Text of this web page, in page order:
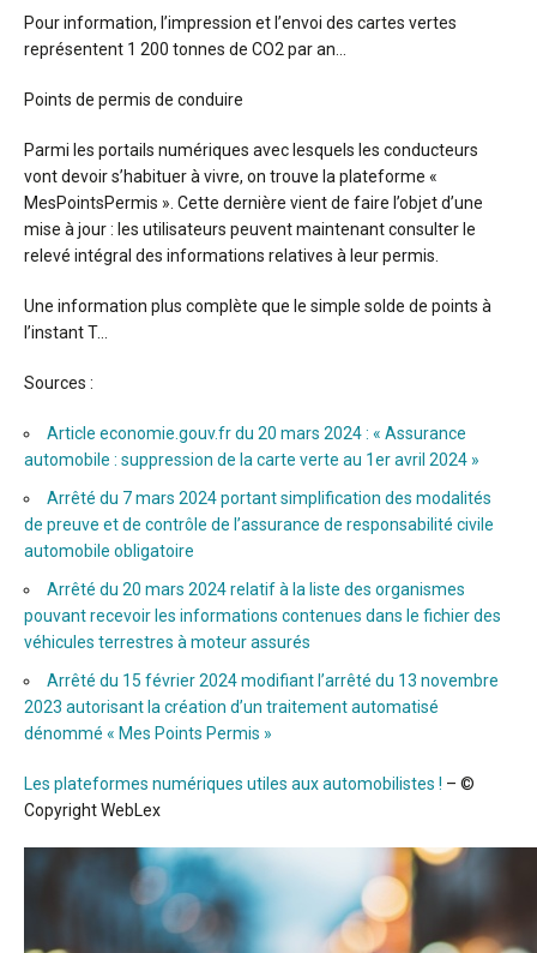
Pour information, l’impression et l’envoi des cartes vertes
représentent 1 200 tonnes de CO2 par an…
Points de permis de conduire
Parmi les portails numériques avec lesquels les conducteurs
vont devoir s’habituer à vivre, on trouve la plateforme «
MesPointsPermis ». Cette dernière vient de faire l’objet d’une
mise à jour : les utilisateurs peuvent maintenant consulter le
relevé intégral des informations relatives à leur permis.
Une information plus complète que le simple solde de points à
l’instant T…
Sources :
Article economie.gouv.fr du 20 mars 2024 : « Assurance
automobile : suppression de la carte verte au 1er avril 2024 »
Arrêté du 7 mars 2024 portant simplification des modalités
de preuve et de contrôle de l’assurance de responsabilité civile
automobile obligatoire
Arrêté du 20 mars 2024 relatif à la liste des organismes
pouvant recevoir les informations contenues dans le fichier des
véhicules terrestres à moteur assurés
Arrêté du 15 février 2024 modifiant l’arrêté du 13 novembre
2023 autorisant la création d’un traitement automatisé
dénommé « Mes Points Permis »
Les plateformes numériques utiles aux automobilistes ! – ©
Copyright WebLex